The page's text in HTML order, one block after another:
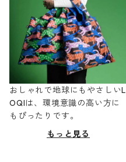
おしゃれで地球にもやさしいL
OQIは、環境意識の高い方に
もぴったりです。
もっと見る